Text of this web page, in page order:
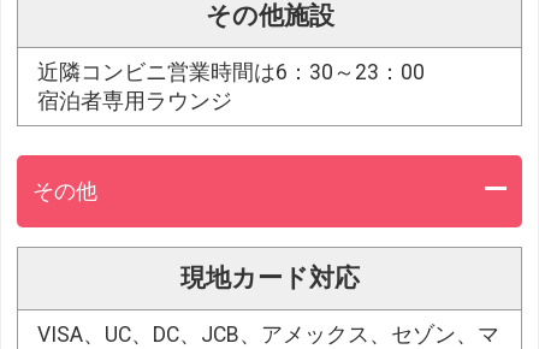
その他施設
近隣コンビニ営業時間は6：30～23：00
宿泊者専用ラウンジ
その他
現地カード対応
VISA、UC、DC、JCB、アメックス、セゾン、マ